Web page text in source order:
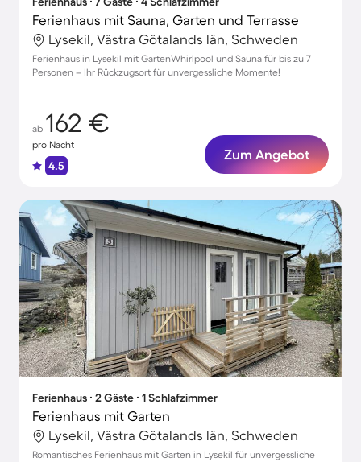
Ferienhaus mit Sauna, Garten und Terrasse
Lysekil, Västra Götalands län, Schweden
Ferienhaus in Lysekil mit GartenWhirlpool und Sauna für bis zu 7
Personen – Ihr Rückzugsort für unvergessliche Momente!
ab 162 €
pro Nacht
4.5
Zum Angebot
Ferienhaus ∙ 2 Gäste ∙ 1 Schlafzimmer
Ferienhaus mit Garten
Lysekil, Västra Götalands län, Schweden
Romantisches Ferienhaus mit Garten in Lysekil für unvergessliche